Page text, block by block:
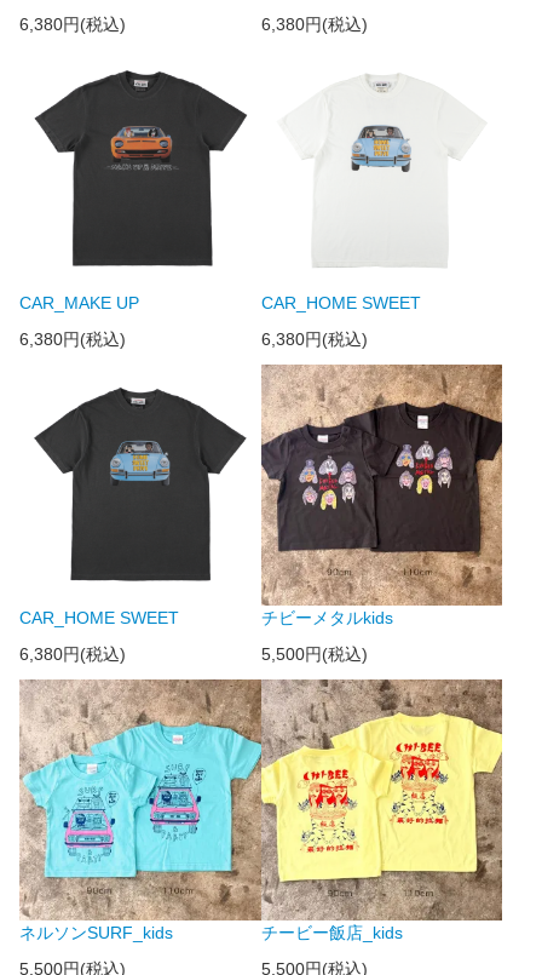
6,380円(税込)
6,380円(税込)
CAR_MAKE UP
6,380円(税込)
CAR_HOME SWEET
6,380円(税込)
CAR_HOME SWEET
6,380円(税込)
チビーメタルkids
5,500円(税込)
ネルソンSURF_kids
5,500円(税込)
チービー飯店_kids
5,500円(税込)